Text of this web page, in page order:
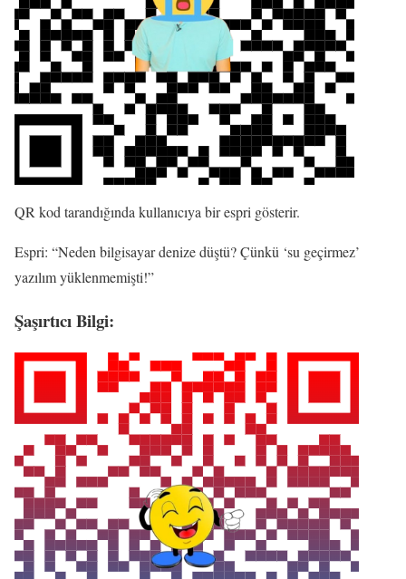
QR kod tarandığında kullanıcıya bir espri gösterir.
Espri: “Neden bilgisayar denize düştü? Çünkü ‘su geçirmez’
yazılım yüklenmemişti!”
Şaşırtıcı Bilgi: